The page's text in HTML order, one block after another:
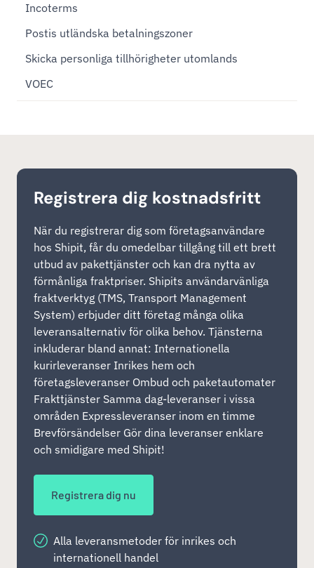
Incoterms
Postis utländska betalningszoner
Skicka personliga tillhörigheter utomlands
VOEC
Registrera dig kostnadsfritt
När du registrerar dig som företagsanvändare
hos Shipit, får du omedelbar tillgång till ett brett
utbud av pakettjänster och kan dra nytta av
förmånliga fraktpriser. Shipits användarvänliga
fraktverktyg (TMS, Transport Management
System) erbjuder ditt företag många olika
leveransalternativ för olika behov. Tjänsterna
inkluderar bland annat: Internationella
kurirleveranser Inrikes hem och
företagsleveranser Ombud och paketautomater
Frakttjänster Samma dag-leveranser i vissa
områden Expressleveranser inom en timme
Brevförsändelser Gör dina leveranser enklare
och smidigare med Shipit!
Registrera dig nu
Alla leveransmetoder för inrikes och
internationell handel